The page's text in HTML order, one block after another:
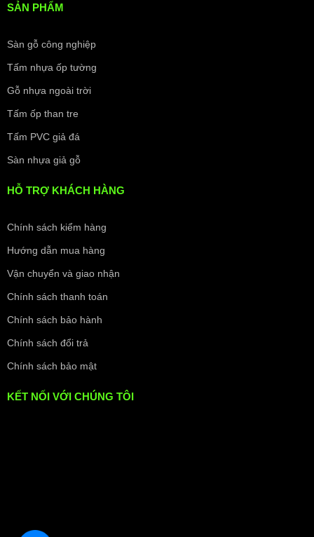
SẢN PHẨM
Sàn gỗ công nghiệp
Tấm nhựa ốp tường
Gỗ nhựa ngoài trời
Tấm ốp than tre
Tấm PVC giả đá
Sàn nhựa giả gỗ
HỖ TRỢ KHÁCH HÀNG
Chính sách kiểm hàng
Hướng dẫn mua hàng
Vận chuyển và giao nhận
Chính sách thanh toán
Chính sách bảo hành
Chính sách đổi trả
Chính sách bảo mật
KẾT NỐI VỚI CHÚNG TÔI